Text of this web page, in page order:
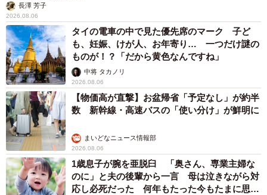
長澤 芳子
2026.08.06
タイの電車の中で見た優先席のマーク 子ど
も、妊娠、けが人、お年寄り… 一つだけ謎の
ものが！？「だから黄色なんですね」
中将 タカノリ
2026.08.06
【物価高が直撃】お盆帰省「予定なし」が約半
数 新幹線・高速バスの「使い分け」が鮮明に
まいどなニュース情報部
2026.08.06
1歳息子が腕を亜脱臼 「奥さん、専業主婦な
のに」と夫の後輩から一言 母は泣きながら対
応し必死だった 何年もたった今もたまに思い